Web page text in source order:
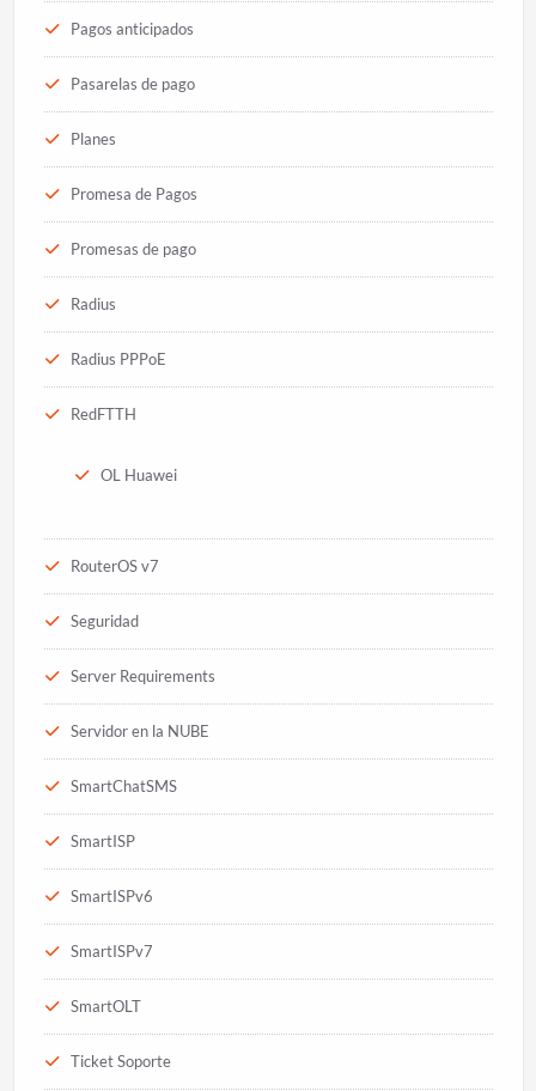
Pagos anticipados
Pasarelas de pago
Planes
Promesa de Pagos
Promesas de pago
Radius
Radius PPPoE
RedFTTH
OL Huawei
RouterOS v7
Seguridad
Server Requirements
Servidor en la NUBE
SmartChatSMS
SmartISP
SmartISPv6
SmartISPv7
SmartOLT
Ticket Soporte